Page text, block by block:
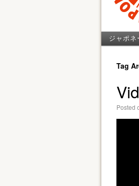
ジャポネ
Tag
Posted